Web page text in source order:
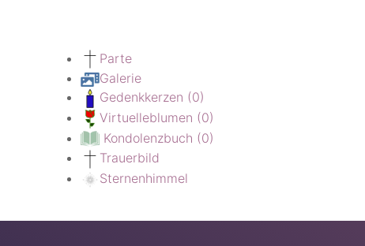
Parte
Galerie
Gedenkkerzen (0)
Virtuelleblumen (0)
Kondolenzbuch (0)
Trauerbild
Sternenhimmel